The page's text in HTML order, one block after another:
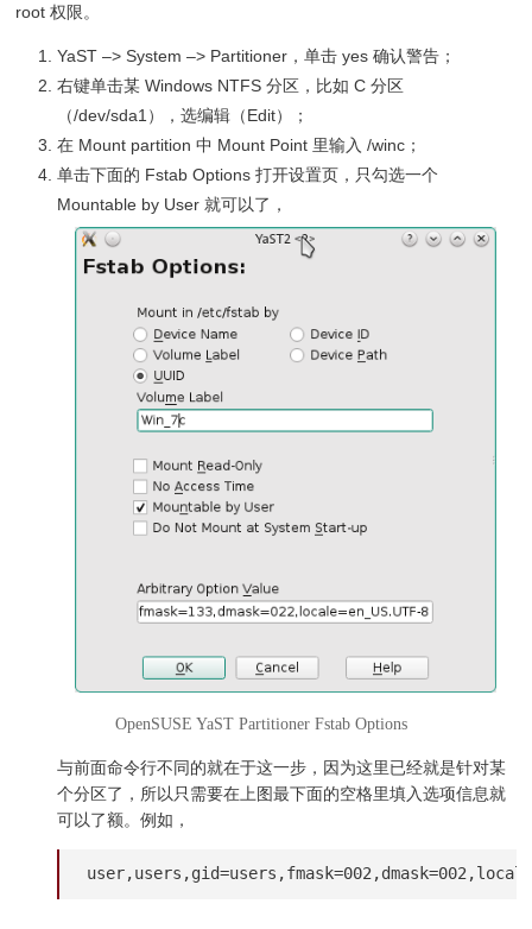
root 权限。
YaST –> System –> Partitioner，单击 yes 确认警告；
右键单击某 Windows NTFS 分区，比如 C 分区
（/dev/sda1），选编辑（Edit）；
在 Mount partition 中 Mount Point 里输入 /winc；
单击下面的 Fstab Options 打开设置页，只勾选一个
Mountable by User 就可以了，
OpenSUSE YaST Partitioner Fstab Options
与前面命令行不同的就在于这一步，因为这里已经就是针对某
个分区了，所以只需要在上图最下面的空格里填入选项信息就
可以了额。例如，